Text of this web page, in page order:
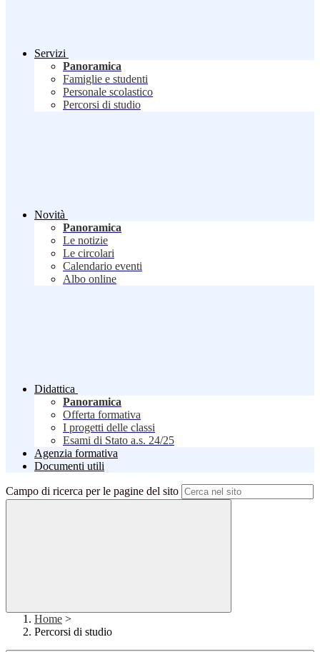
Servizi
Panoramica
Famiglie e studenti
Personale scolastico
Percorsi di studio
Novità
Panoramica
Le notizie
Le circolari
Calendario eventi
Albo online
Didattica
Panoramica
Offerta formativa
I progetti delle classi
Esami di Stato a.s. 24/25
Agenzia formativa
Documenti utili
Campo di ricerca per le pagine del sito
Home >
Percorsi di studio